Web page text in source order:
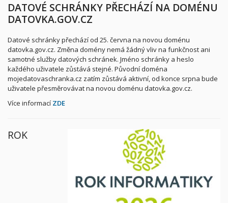
DATOVÉ SCHRÁNKY PŘECHÁZÍ NA DOMÉNU
DATOVKA.GOV.CZ
Datové schránky přechází od 25. června na novou doménu
datovka.gov.cz. Změna domény nemá žádný vliv na funkčnost ani
samotné služby datových schránek. Jméno schránky a heslo
každého uživatele zůstává stejné. Původní doména
mojedatovaschranka.cz zatím zůstává aktivní, od konce srpna bude
uživatele přesměrovávat na novou doménu datovka.gov.cz.
Více informací ZDE
ROK